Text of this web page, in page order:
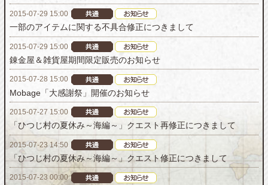
2015-07-29 15:00
一部のアイテムに関する不具合修正につきまして
2015-07-29 15:00
錬金屋＆雑貨屋期間限定販売のお知らせ
2015-07-28 15:00
Mobage「大感謝祭」開催のお知らせ
2015-07-27 15:00
「ひつじ村の夏休み～海編～」クエスト再修正につきまして
2015-07-23 14:50
「ひつじ村の夏休み～海編～」クエスト修正につきまして
2015-07-23 00:00